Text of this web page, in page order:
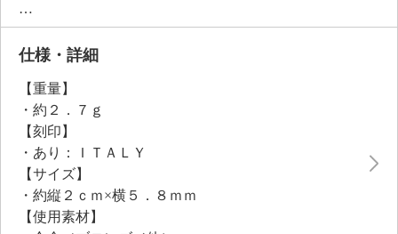
す。
シンプルなフォルムでさまざまなコーディネイトに合
わせやすく、耳元を美しく照らします。
仕様・詳細
【重量】
・約２．７ｇ
【刻印】
・あり：ＩＴＡＬＹ
【サイズ】
・約縦２ｃｍ×横５．８ｍｍ
【使用素材】